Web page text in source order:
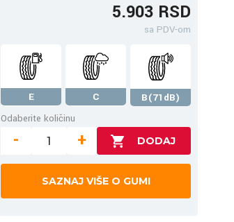
5.903 RSD
sa PDV-om
E C
B(71dB)
Odaberite količinu
- +
SAZNAJ VIŠE O GUMI